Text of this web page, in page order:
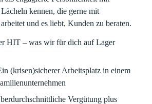
kennen, die gerne mit
und es liebt, Kunden zu beraten.
HIT – was wir für dich auf Lager
(krisen)sicherer Arbeitsplatz in einem
Vergütung plus